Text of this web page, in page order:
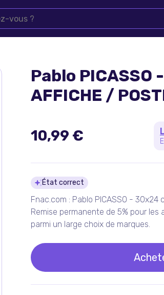
Pablo
AFFICHE /
10,99 €
Détails du
État correct
Fnac.com : Pablo PICASSO - 30x24
Remise permanente de 5% pour
parmi un large choix de marques.